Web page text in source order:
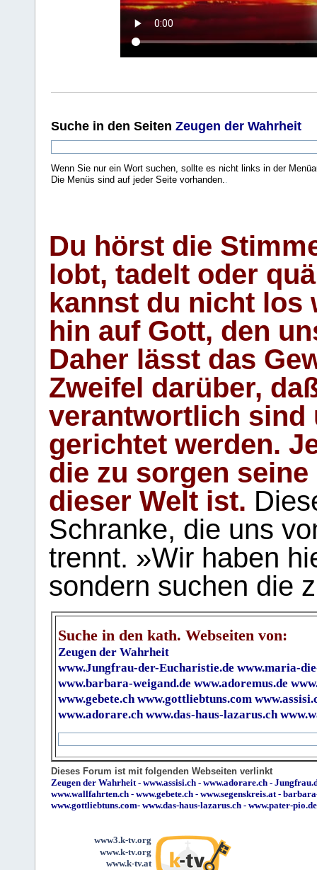
Suche in den Seiten Zeugen der Wahrheit
Wenn Sie nur ein Wort suchen, sollte es nicht links in der
Die Menüs sind auf jeder Seite vorhanden..
Du hörst die
lobt, tadelt oder
kannst du nicht los
hin auf Gott, den
Daher lässt das
Zweifel darüber,
verantwortlich sind
gerichtet werden.
die zu sorgen
dieser Welt ist.
Schranke, die uns
trennt. »Wir haben
sondern suchen die
Suche in den kath. Webseiten von:
Zeugen der Wahrheit
www.Jungfrau-der-Eucharistie.de www.maria-
www.barbara-weigand.de www.adoremus.de
www.gebete.ch www.gottliebtuns.com
www.adorare.ch www.das-haus-lazarus.ch
Dieses Forum ist mit folgenden Webseiten verlinkt
Zeugen der Wahrheit- www.assisi.ch - www.adorare.ch -
www.wallfahrten.ch - www.gebete.ch - www.segenskreis.at-
www.gottliebtuns.com- www.das-haus-lazarus.ch - www.pater-pio.de
www3.k-tv.org
www.k-tv.org
www.k-tv.at